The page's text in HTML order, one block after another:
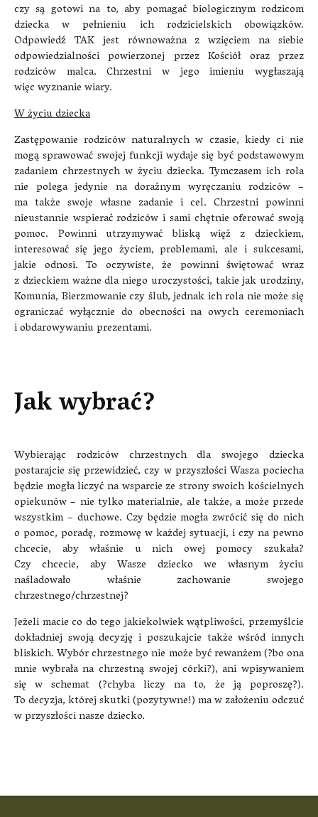
czy są gotowi na to, aby pomagać biologicznym rodzicom
dziecka w pełnieniu ich rodzicielskich obowiązków.
Odpowiedź TAK jest równoważna z wzięciem na siebie
odpowiedzialności powierzonej przez Kościół oraz przez
rodziców malca. Chrzestni w jego imieniu wygłaszają
więc wyznanie wiary.
W życiu dziecka
Zastępowanie rodziców naturalnych w czasie, kiedy ci nie
mogą sprawować swojej funkcji wydaje się być podstawowym
zadaniem chrzestnych w życiu dziecka. Tymczasem ich rola
nie polega jedynie na doraźnym wyręczaniu rodziców –
ma także swoje własne zadanie i cel. Chrzestni powinni
nieustannie wspierać rodziców i sami chętnie oferować swoją
pomoc. Powinni utrzymywać bliską więź z dzieckiem,
interesować się jego życiem, problemami, ale i sukcesami,
jakie odnosi. To oczywiste, że powinni świętować wraz
z dzieckiem ważne dla niego uroczystości, takie jak urodziny,
Komunia, Bierzmowanie czy ślub, jednak ich rola nie może się
ograniczać wyłącznie do obecności na owych ceremoniach
i obdarowywaniu prezentami.
Jak wybrać?
Wybierając rodziców chrzestnych dla swojego dziecka
postarajcie się przewidzieć, czy w przyszłości Wasza pociecha
będzie mogła liczyć na wsparcie ze strony swoich kościelnych
opiekunów – nie tylko materialnie, ale także, a może przede
wszystkim – duchowe. Czy będzie mogła zwrócić się do nich
o pomoc, poradę, rozmowę w każdej sytuacji, i czy na pewno
chcecie, aby właśnie u nich owej pomocy szukała?
Czy chcecie, aby Wasze dziecko we własnym życiu
naśladowało właśnie zachowanie swojego
chrzestnego/chrzestnej?
Jeżeli macie co do tego jakiekolwiek wątpliwości, przemyślcie
dokładniej swoją decyzję i poszukajcie także wśród innych
bliskich. Wybór chrzestnego nie może być rewanżem (?bo ona
mnie wybrała na chrzestną swojej córki?), ani wpisywaniem
się w schemat (?chyba liczy na to, że ją poproszę?).
To decyzja, której skutki (pozytywne!) ma w założeniu odczuć
w przyszłości nasze dziecko.